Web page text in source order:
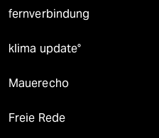
fernverbindung
klima update°
Mauerecho
Freie Rede